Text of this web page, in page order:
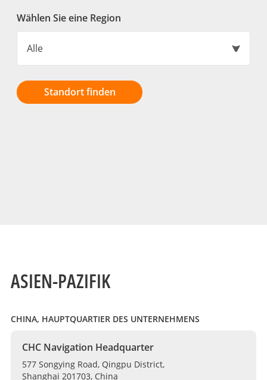
Wählen Sie eine Region
Alle
Standort finden
ASIEN-PAZIFIK
CHINA, HAUPTQUARTIER DES UNTERNEHMENS
CHC Navigation Headquarter
577 Songying Road, Qingpu District,
Shanghai 201703, China